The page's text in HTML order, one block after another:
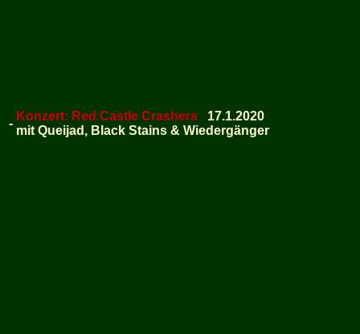
-
Konzert: Red Castle Crashers
17.1.2020
mit Queijad, Black Stains & Wiedergänger